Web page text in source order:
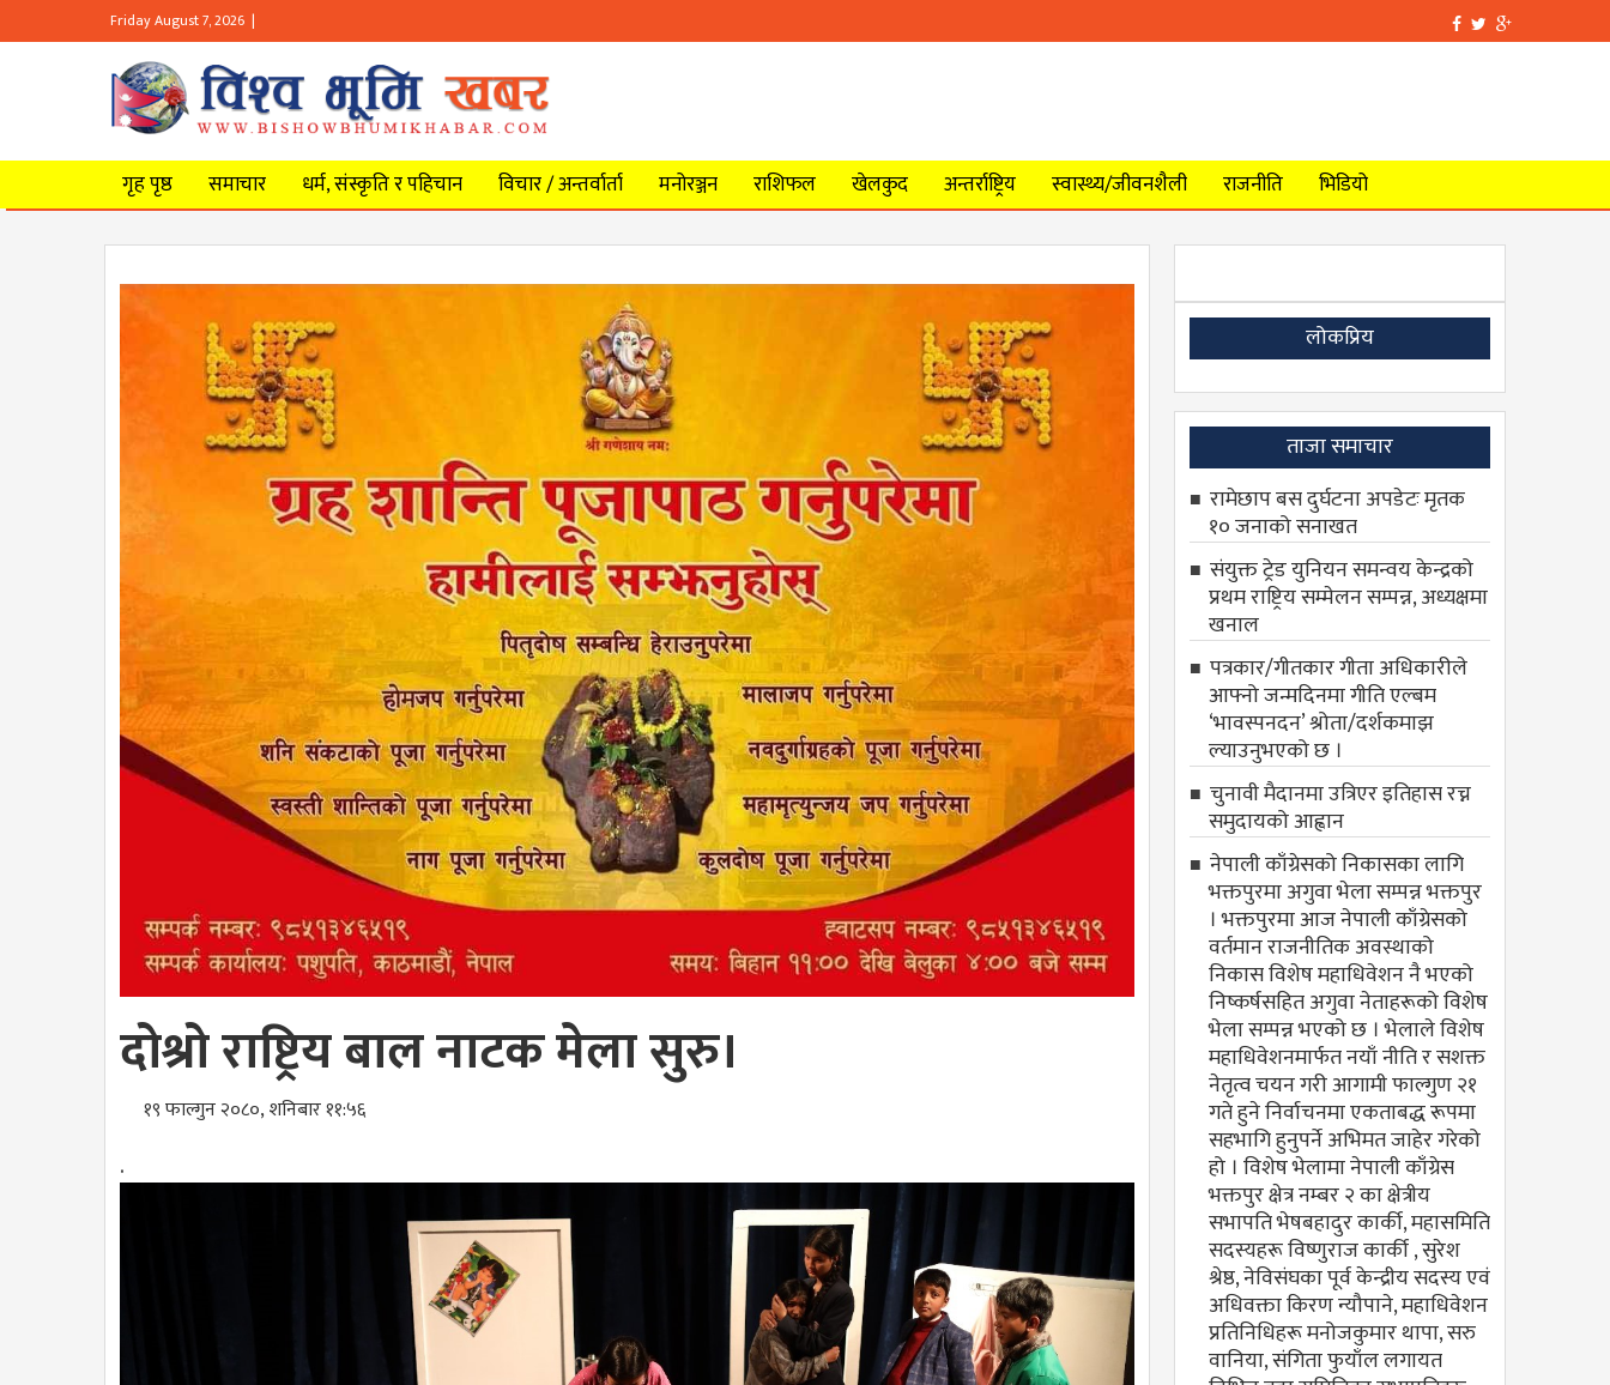
Friday August 7, 2026 |
गृह पृष्ठ समाचार धर्म, संस्कृति र पहिचान विचार / अन्तर्वार्ता मनोरञ्जन राशिफल खेलकुद अन्तर्राष्ट्रिय स्वास्थ्य/जीवनशैली राजनीति भिडियो
दोश्रो राष्ट्रिय बाल नाटक मेला सुरु।
१९ फाल्गुन २०८०, शनिबार ११:५६
.
लोकप्रिय
ताजा समाचार
रामेछाप बस दुर्घटना अपडेटः मृतक
१० जनाको सनाखत
संयुक्त ट्रेड युनियन समन्वय केन्द्रको
प्रथम राष्ट्रिय सम्मेलन सम्पन्न, अध्यक्षमा
खनाल
पत्रकार/गीतकार गीता अधिकारीले
आफ्नो जन्मदिनमा गीति एल्बम
‘भावस्पनदन’ श्रोता/दर्शकमाझ
ल्याउनुभएको छ ।
चुनावी मैदानमा उत्रिएर इतिहास रच्न
समुदायको आह्वान
नेपाली काँग्रेसको निकासका लागि
भक्तपुरमा अगुवा भेला सम्पन्न भक्तपुर
। भक्तपुरमा आज नेपाली काँग्रेसको
वर्तमान राजनीतिक अवस्थाको
निकास विशेष महाधिवेशन नै भएको
निष्कर्षसहित अगुवा नेताहरूको विशेष
भेला सम्पन्न भएको छ । भेलाले विशेष
महाधिवेशनमार्फत नयाँ नीति र सशक्त
नेतृत्व चयन गरी आगामी फाल्गुण २१
गते हुने निर्वाचनमा एकताबद्ध रूपमा
सहभागि हुनुपर्ने अभिमत जाहेर गरेको
हो । विशेष भेलामा नेपाली काँग्रेस
भक्तपुर क्षेत्र नम्बर २ का क्षेत्रीय
सभापति भेषबहादुर कार्की, महासमिति
सदस्यहरू विष्णुराज कार्की , सुरेश
श्रेष्ठ, नेविसंघका पूर्व केन्द्रीय सदस्य एवं
अधिवक्ता किरण न्यौपाने, महाधिवेशन
प्रतिनिधिहरू मनोजकुमार थापा, सरु
वानिया, संगिता फुयाँल लगायत